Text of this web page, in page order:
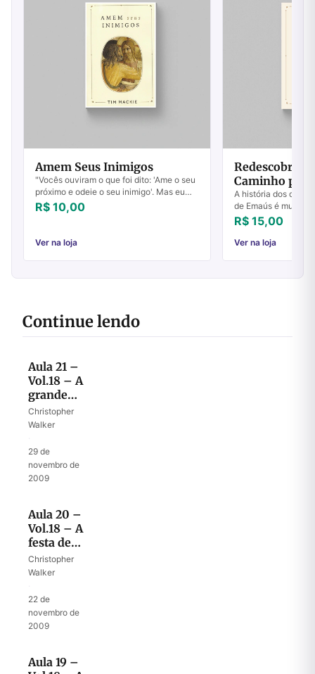
Amem Seus Inimigos
"Vocês ouviram o que foi dito: 'Ame o seu
próximo e odeie o seu inimigo'. Mas eu
lhes digo: Amem os seus inimigos e orem
por aqueles que os perseguem, para q...
R$ 10,00
Ver na loja
Caminho para
A história dos dois
de Emaús é muito
conversando sobre
Jesus, mas não
Jesus ...
R$ 15,00
Ver na loja
Continue lendo
Aula 21 –
Vol.18 – A
grande
orquestra
de Deus
Christopher
Walker
29 de
novembro de
2009
Aula 20 –
Vol.18 – A
festa de
celebração
Christopher
Walker
22 de
novembro de
2009
Aula 19 –